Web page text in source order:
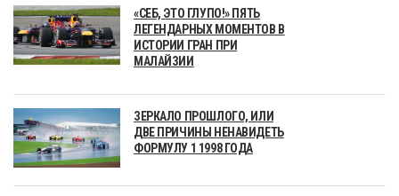
«СЕБ, ЭТО ГЛУПО!» ПЯТЬ
ЛЕГЕНДАРНЫХ МОМЕНТОВ В
ИСТОРИИ ГРАН ПРИ
МАЛАЙЗИИ
ЗЕРКАЛО ПРОШЛОГО, ИЛИ
ДВЕ ПРИЧИНЫ НЕНАВИДЕТЬ
ФОРМУЛУ 1 1998 ГОДА